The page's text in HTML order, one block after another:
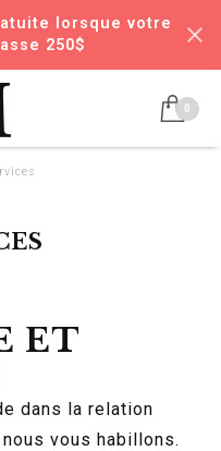
lorsque votre
250$
0
ET
dans la relation
vous habillons.